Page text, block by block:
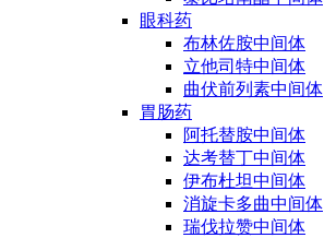
眼科药
布林佐胺中间体
立他司特中间体
曲伏前列素中间体
胃肠药
阿托替胺中间体
达考替丁中间体
伊布杜坦中间体
消旋卡多曲中间体
瑞伐拉赞中间体